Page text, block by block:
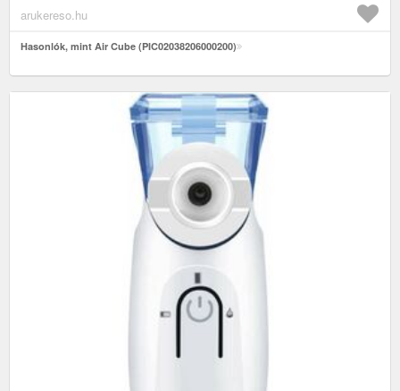
arukereso.hu
Hasonlók, mint Air Cube (PIC02038206000200)